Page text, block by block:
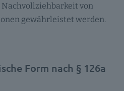
von
gewährleistet werden.
Form nach § 126a